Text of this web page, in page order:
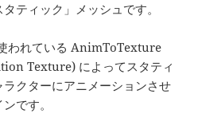
ティック」メッシュです。
われている AnimToTexture
Texture) によってスタティ
クターにアニメーションさせ
です。